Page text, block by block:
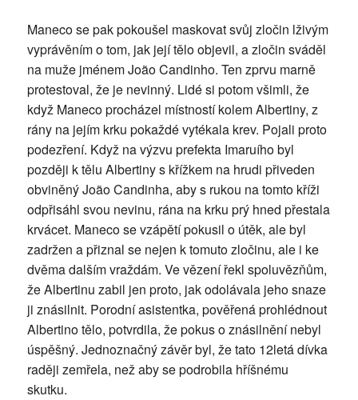
Maneco se pak pokoušel maskovat svůj zločin lživým
vyprávěním o tom, jak její tělo objevil, a zločin sváděl
na muže jménem João Candinho. Ten zprvu marně
protestoval, že je nevinný. Lidé si potom všimli, že
když Maneco procházel místností kolem Albertiny, z
rány na jejím krku pokaždé vytékala krev. Pojali proto
podezření. Když na výzvu prefekta Imaruího byl
později k tělu Albertiny s křížkem na hrudi přiveden
obviněný João Candinha, aby s rukou na tomto kříži
odpřisáhl svou nevinu, rána na krku prý hned přestala
krvácet. Maneco se vzápětí pokusil o útěk, ale byl
zadržen a přiznal se nejen k tomuto zločinu, ale i ke
dvěma dalším vraždám. Ve vězení řekl spoluvězňům,
že Albertinu zabil jen proto, jak odolávala jeho snaze
ji znásilnit. Porodní asistentka, pověřená prohlédnout
Albertino tělo, potvrdila, že pokus o znásilnění nebyl
úspěšný. Jednoznačný závěr byl, že tato 12letá dívka
raději zemřela, než aby se podrobila hříšnému
skutku.